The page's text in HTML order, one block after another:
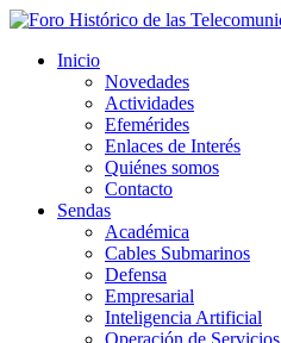
Inicio
Novedades
Actividades
Efemérides
Enlaces de Interés
Quiénes somos
Contacto
Sendas
Académica
Cables Submarinos
Defensa
Empresarial
Inteligencia Artificial
Operación de Servicios